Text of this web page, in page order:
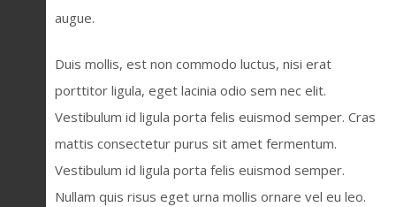
augue.
Duis mollis, est non commodo luctus, nisi erat
porttitor ligula, eget lacinia odio sem nec elit.
Vestibulum id ligula porta felis euismod semper. Cras
mattis consectetur purus sit amet fermentum.
Vestibulum id ligula porta felis euismod semper.
Nullam quis risus eget urna mollis ornare vel eu leo.